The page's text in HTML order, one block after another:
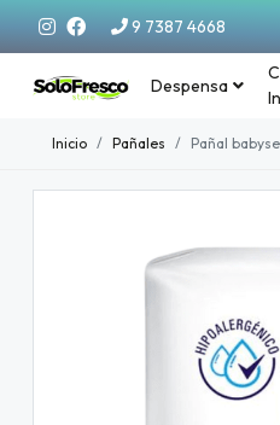
9 7387 4668
Despensa
Inicio Pañales Pañal